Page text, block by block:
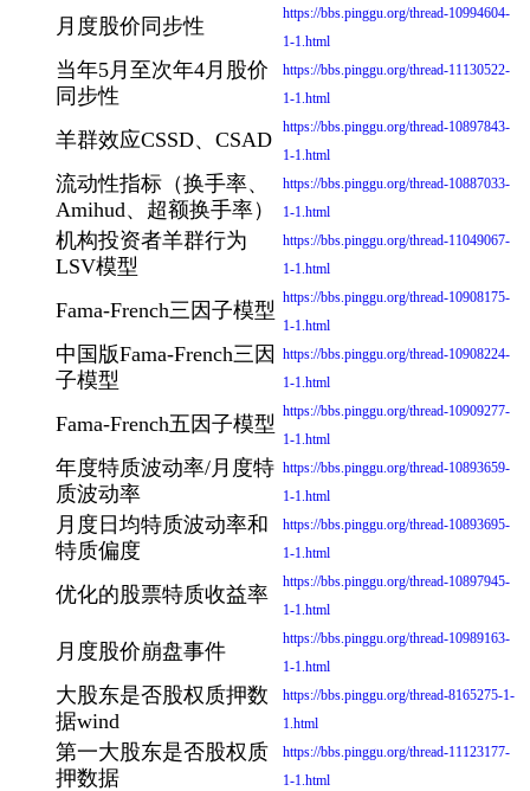
月度股价同步性
https://bbs.pinggu.org/thread-10994604-
1-1.html
当年5月至次年4月股价
同步性
https://bbs.pinggu.org/thread-11130522-
1-1.html
羊群效应CSSD、CSAD
https://bbs.pinggu.org/thread-10897843-
1-1.html
流动性指标（换手率、
Amihud、超额换手率）
https://bbs.pinggu.org/thread-10887033-
1-1.html
机构投资者羊群行为
LSV模型
https://bbs.pinggu.org/thread-11049067-
1-1.html
Fama-French三因子模型
https://bbs.pinggu.org/thread-10908175-
1-1.html
中国版Fama-French三因
子模型
https://bbs.pinggu.org/thread-10908224-
1-1.html
Fama-French五因子模型
https://bbs.pinggu.org/thread-10909277-
1-1.html
年度特质波动率/月度特
质波动率
https://bbs.pinggu.org/thread-10893659-
1-1.html
月度日均特质波动率和
特质偏度
https://bbs.pinggu.org/thread-10893695-
1-1.html
优化的股票特质收益率
https://bbs.pinggu.org/thread-10897945-
1-1.html
月度股价崩盘事件
https://bbs.pinggu.org/thread-10989163-
1-1.html
大股东是否股权质押数
据wind
https://bbs.pinggu.org/thread-8165275-1-
1.html
第一大股东是否股权质
押数据
https://bbs.pinggu.org/thread-11123177-
1-1.html